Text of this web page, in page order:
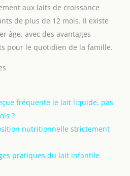
aux laits de croissance
de plus de 12 mois. Il existe
âge, avec des avantages
pour le quotidien de la famille.
fréquente le lait liquide, pas
?
nutritionnelle strictement
pratiques du lait infantile